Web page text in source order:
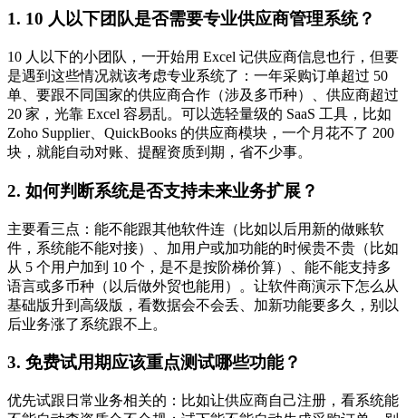
1. 10 人以下团队是否需要专业供应商管理系统？
10 人以下的小团队，一开始用 Excel 记供应商信息也行，但要
是遇到这些情况就该考虑专业系统了：一年采购订单超过 50
单、要跟不同国家的供应商合作（涉及多币种）、供应商超过
20 家，光靠 Excel 容易乱。可以选轻量级的 SaaS 工具，比如
Zoho Supplier、QuickBooks 的供应商模块，一个月花不了 200
块，就能自动对账、提醒资质到期，省不少事。
2. 如何判断系统是否支持未来业务扩展？
主要看三点：能不能跟其他软件连（比如以后用新的做账软
件，系统能不能对接）、加用户或加功能的时候贵不贵（比如
从 5 个用户加到 10 个，是不是按阶梯价算）、能不能支持多
语言或多币种（以后做外贸也能用）。让软件商演示下怎么从
基础版升到高级版，看数据会不会丢、加新功能要多久，别以
后业务涨了系统跟不上。
3. 免费试用期应该重点测试哪些功能？
优先试跟日常业务相关的：比如让供应商自己注册，看系统能